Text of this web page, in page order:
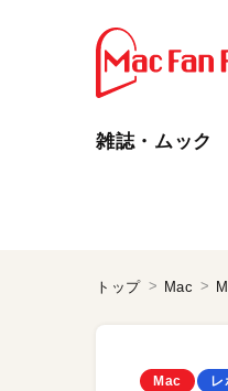
雑誌・ムック
トップ Mac
Mac レ